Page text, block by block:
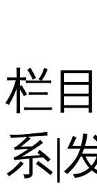
栏
系|